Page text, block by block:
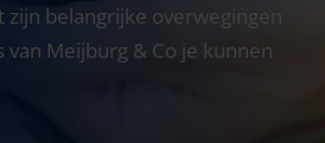
belangrijke overwegingen
van Meijburg & Co je kunnen